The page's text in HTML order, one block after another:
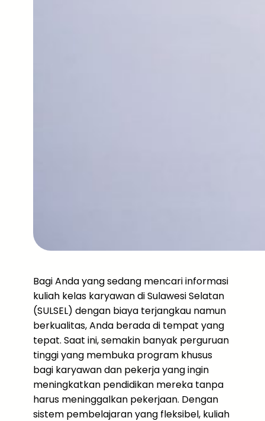
Bagi Anda yang sedang mencari informasi
kuliah kelas karyawan di Sulawesi Selatan
(SULSEL) dengan biaya terjangkau namun
berkualitas, Anda berada di tempat yang
tepat. Saat ini, semakin banyak perguruan
tinggi yang membuka program khusus
bagi karyawan dan pekerja yang ingin
meningkatkan pendidikan mereka tanpa
harus meninggalkan pekerjaan. Dengan
sistem pembelajaran yang fleksibel, kuliah